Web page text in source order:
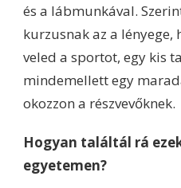
és a lábmunkával.
kurzusnak az a lényege,
veled a sportot, egy kis
mindemellett egy
okozzon a részvevőknek.
Hogyan találtál rá
egyetemen?